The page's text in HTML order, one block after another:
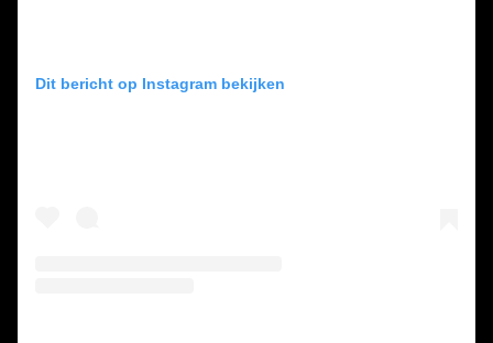
Dit bericht op Instagram bekijken